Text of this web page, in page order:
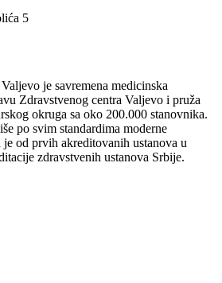
5
je savremena medicinska
Zdravstvenog centra Valjevo i pruža
okruga sa oko 200.000 stanovnika.
po svim standardima moderne
od prvih akreditovanih ustanova u
zdravstvenih ustanova Srbije.